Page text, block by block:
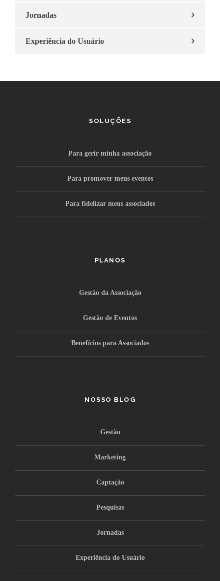
Jornadas
Experiência do Usuário
SOLUÇÕES
Para gerir minha associação
Para promover meus eventos
Para fidelizar meus associados
PLANOS
Gestão da Associação
Gestão de Eventos
Benefícios para Associados
NOSSO BLOG
Gestão
Marketing
Captação
Pesquisas
Jornadas
Experiência do Usuário